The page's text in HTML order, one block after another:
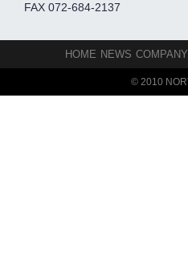
FAX 072-684-2137
HOME NEWS COMPANY
© 2010